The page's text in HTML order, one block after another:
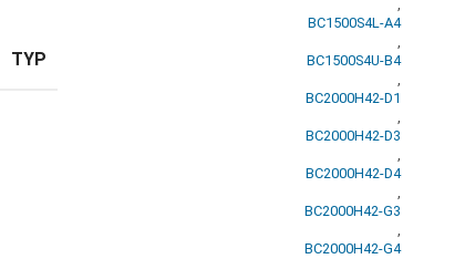
TYP
,
BC1500S4L-A4
,
BC1500S4U-B4
,
BC2000H42-D1
,
BC2000H42-D3
,
BC2000H42-D4
,
BC2000H42-G3
,
BC2000H42-G4